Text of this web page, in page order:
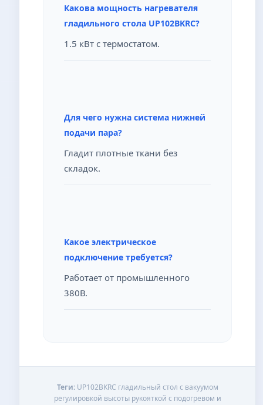
Какова мощность нагревателя
гладильного стола UP102BKRC?
1.5 кВт с термостатом.
Для чего нужна система нижней
подачи пара?
Гладит плотные ткани без
складок.
Какое электрическое
подключение требуется?
Работает от промышленного
380В.
Теги:UP102BKRC гладильный стол с вакуумом
регулировкой высоты рукояткой с подогревом и